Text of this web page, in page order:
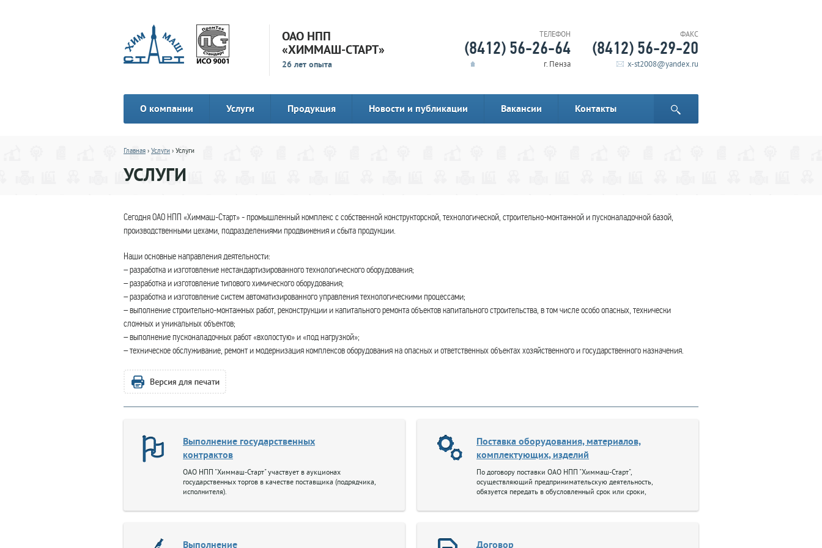
ОАО НПП
«ХИММАШ-СТАРТ»
26 лет опыта
ФАКС
(8412) 56-29-20
x-st2008@yandex.ru
ТЕЛЕФОН
(8412) 56-26-64
г. Пенза
О компании Услуги Продукция Новости и публикации Вакансии Контакты
Главная › Услуги › Услуги
УСЛУГИ
Сегодня ОАО НПП «Химмаш-Старт» - промышленный комплекс с собственной конструкторской, технологической, строительно-монтажной и пусконаладочной базой,
производственными цехами, подразделениями продвижения и сбыта продукции.
Наши основные направления деятельности:
– разработка и изготовление нестандартизированного технологического оборудования;
– разработка и изготовление типового химического оборудования;
– разработка и изготовление систем автоматизированного управления технологическими процессами;
– выполнение строительно-монтажных работ, реконструкции и капитального ремонта объектов капитального строительства, в том числе особо опасных, технически
сложных и уникальных объектов;
– выполнение пусконаладочных работ «вхолостую» и «под нагрузкой»;
– техническое обслуживание, ремонт и модернизация комплексов оборудования на опасных и ответственных объектах хозяйственного и государственного назначения.
Выполнение государственных
контрактов
ОАО НПП "Химмаш-Старт" участвует в аукционах
государственных торгов в качестве поставщика (подрядчика,
исполнителя).
Поставка оборудования, материалов,
комплектующих, изделий
По договору поставки ОАО НПП "Химмаш-Старт",
осуществляющий предпринимательскую деятельность,
обязуется передать в обусловленный срок или сроки,
использования в предпринимательской деятельности или в
Выполнение Договор